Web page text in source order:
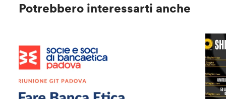
Potrebbero interessarti anche